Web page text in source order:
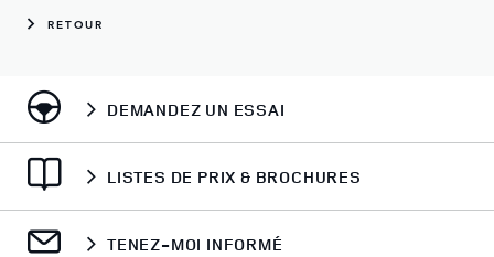
RETOUR
DEMANDEZ UN ESSAI
LISTES DE PRIX & BROCHURES
TENEZ-MOI INFORMÉ